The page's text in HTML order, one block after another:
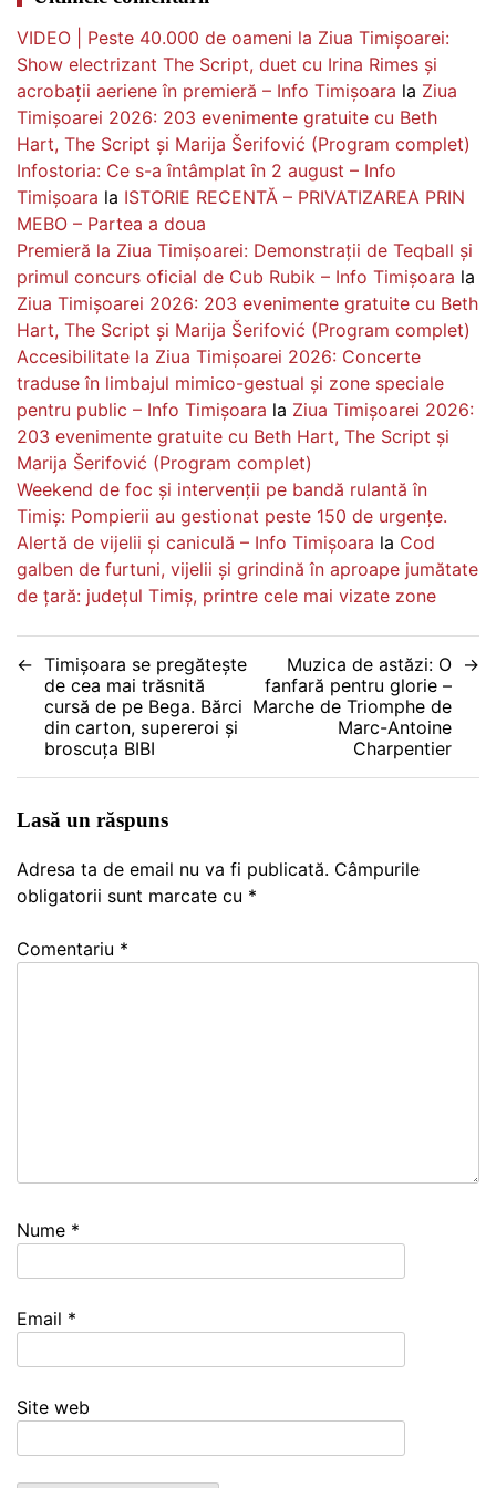
VIDEO | Peste 40.000 de oameni la Ziua Timișoarei:
Show electrizant The Script, duet cu Irina Rimes și
acrobații aeriene în premieră – Info Timișoara la Ziua
Timișoarei 2026: 203 evenimente gratuite cu Beth
Hart, The Script și Marija Šerifović (Program complet)
Infostoria: Ce s-a întâmplat în 2 august – Info
Timișoara la ISTORIE RECENTĂ – PRIVATIZAREA PRIN
MEBO – Partea a doua
Premieră la Ziua Timișoarei: Demonstrații de Teqball și
primul concurs oficial de Cub Rubik – Info Timișoara la
Ziua Timișoarei 2026: 203 evenimente gratuite cu Beth
Hart, The Script și Marija Šerifović (Program complet)
Accesibilitate la Ziua Timișoarei 2026: Concerte
traduse în limbajul mimico-gestual și zone speciale
pentru public – Info Timișoara la Ziua Timișoarei 2026:
203 evenimente gratuite cu Beth Hart, The Script și
Marija Šerifović (Program complet)
Weekend de foc și intervenții pe bandă rulantă în
Timiș: Pompierii au gestionat peste 150 de urgențe.
Alertă de vijelii și caniculă – Info Timișoara la Cod
galben de furtuni, vijelii și grindină în aproape jumătate
de țară: județul Timiș, printre cele mai vizate zone
Navigare
articole
Timișoara se pregătește
de cea mai trăsnită
cursă de pe Bega. Bărci
din carton, supereroi și
broscuța BIBI
Muzica de astăzi: O
fanfară pentru glorie –
Marche de Triomphe de
Marc-Antoine
Charpentier
Lasă un răspuns
Adresa ta de email nu va fi publicată. Câmpurile
obligatorii sunt marcate cu *
Comentariu *
Nume *
Email *
Site web